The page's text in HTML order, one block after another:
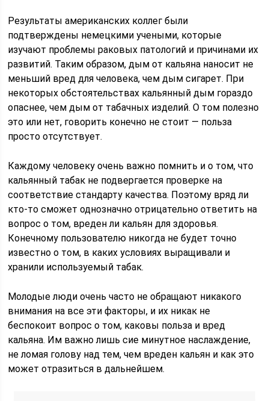
Результаты американских коллег были
подтверждены немецкими учеными, которые
изучают проблемы раковых патологий и причинами их
развитий. Таким образом, дым от кальяна наносит не
меньший вред для человека, чем дым сигарет. При
некоторых обстоятельствах кальянный дым гораздо
опаснее, чем дым от табачных изделий. О том полезно
это или нет, говорить конечно не стоит — польза
просто отсутствует.
Каждому человеку очень важно помнить и о том, что
кальянный табак не подвергается проверке на
соответствие стандарту качества. Поэтому вряд ли
кто-то сможет однозначно отрицательно ответить на
вопрос о том, вреден ли кальян для здоровья.
Конечному пользователю никогда не будет точно
известно о том, в каких условиях выращивали и
хранили используемый табак.
Молодые люди очень часто не обращают никакого
внимания на все эти факторы, и их никак не
беспокоит вопрос о том, каковы польза и вред
кальяна. Им важно лишь сие минутное наслаждение,
не ломая голову над тем, чем вреден кальян и как это
может отразиться в дальнейшем.